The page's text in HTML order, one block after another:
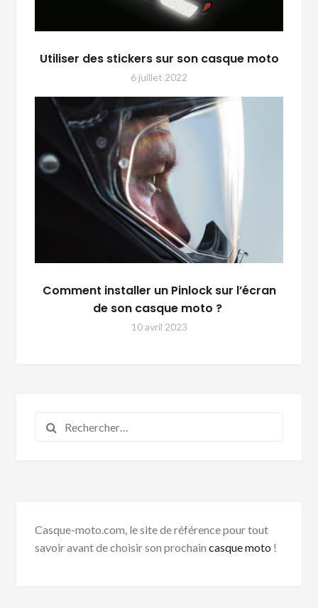
Utiliser des stickers sur son casque moto
6 juillet 2022
Comment installer un Pinlock sur l’écran
de son casque moto ?
10 avril 2023
Rechercher :
Casque-moto.com, le site de référence pour tout
savoir avant de choisir son prochain casque moto !